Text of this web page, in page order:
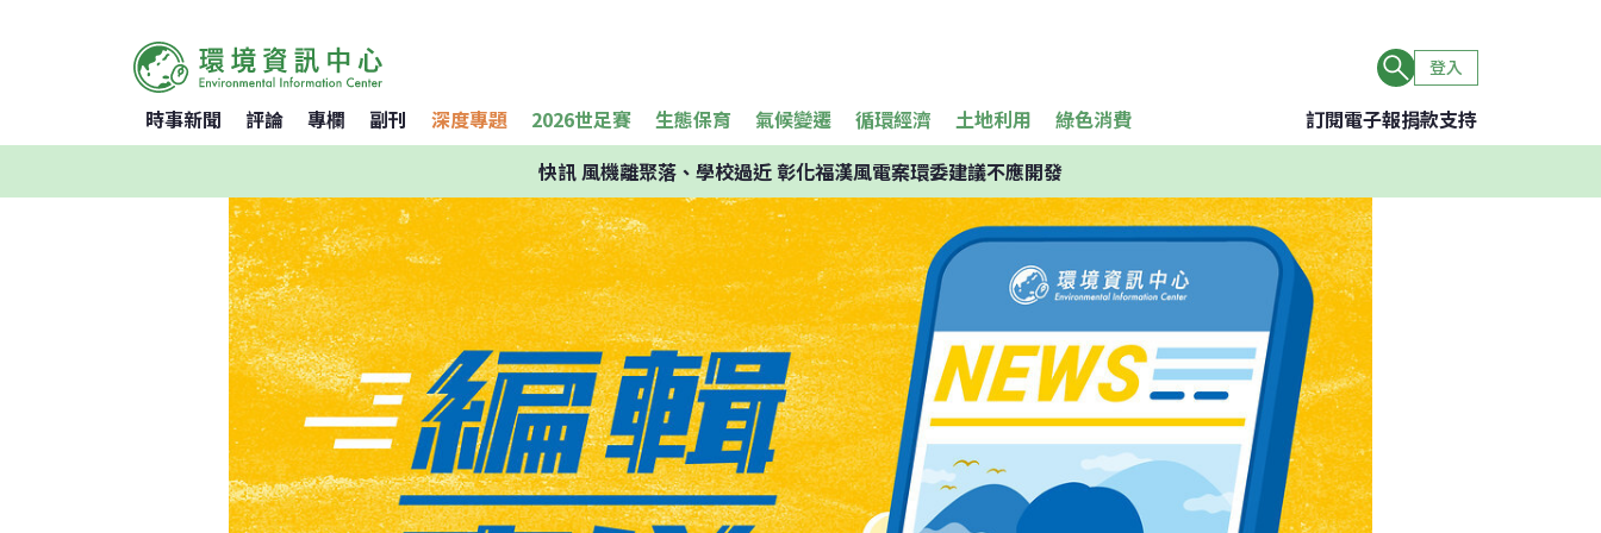
登入
時事新聞 評論 專欄 副刊 深度專題 2026世足賽 生態保育 氣候變遷 循環經濟 土地利用 綠色消費 訂閱電子報捐款支持
快訊風機離聚落、學校過近 彰化福漢風電案環委建議不應開發